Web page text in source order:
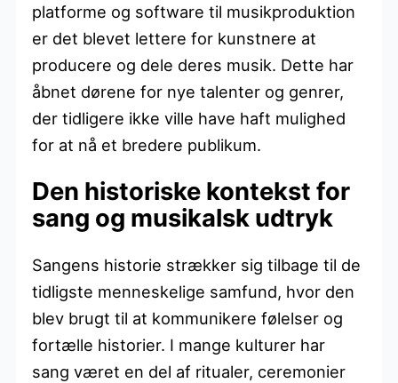
platforme og software til musikproduktion
er det blevet lettere for kunstnere at
producere og dele deres musik. Dette har
åbnet dørene for nye talenter og genrer,
der tidligere ikke ville have haft mulighed
for at nå et bredere publikum.
Den historiske kontekst for
sang og musikalsk udtryk
Sangens historie strækker sig tilbage til de
tidligste menneskelige samfund, hvor den
blev brugt til at kommunikere følelser og
fortælle historier. I mange kulturer har
sang været en del af ritualer, ceremonier